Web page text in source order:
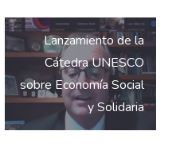
Lanzamiento de la
Cátedra UNESCO
sobre Economía Social
y Solidaria